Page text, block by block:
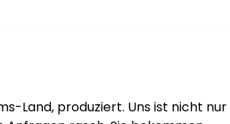
Land, produziert. Uns ist nicht nur